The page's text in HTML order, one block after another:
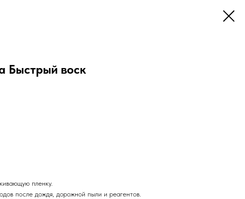
Быстрый воск
пленку.
после дождя, дорожной пыли и реагентов.